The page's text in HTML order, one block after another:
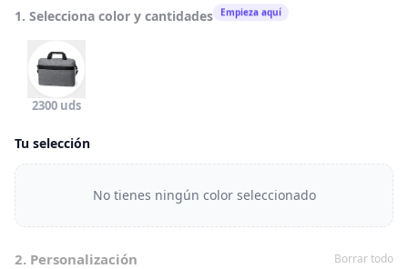
1. Selecciona color y cantidades Empieza aquí
2300 uds
Tu selección
No tienes ningún color seleccionado
2. Personalización Borrar todo